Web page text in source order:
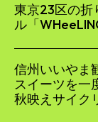
東京23区の折
ル「
信州いいやま
スイーツを一
秋映えサイク